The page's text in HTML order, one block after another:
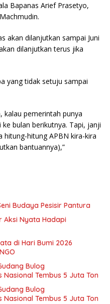
Bapanas Arief Prasetyo,
akan dilanjutkan sampai Juni
dilanjutkan terus jika
yang tidak setuju sampai
kalau pemerintah punya
bulan berikutnya. Tapi, janji
hitung-hitung APBN kira-kira
bantuannya),”
Budaya Pesisir Pantura
Aksi Nyata Hadapi
di Hari Bumi 2026
Bulog
Tembus 5 Juta Ton
Bulog
Tembus 5 Juta Ton